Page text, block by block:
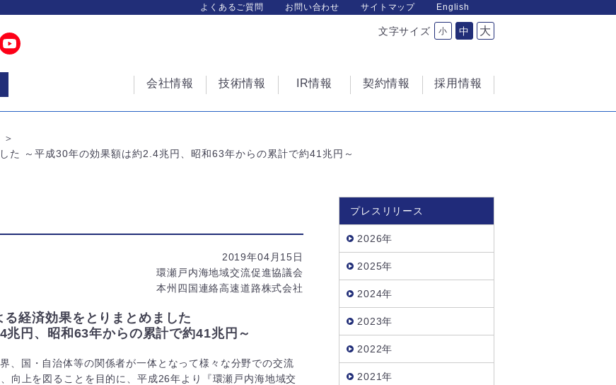
よくあるご質問 お問い合わせ サイトマップ English
文字サイズ 小 中 大
会社情報 技術情報 IR情報 契約情報 採用情報
た ～平成30年の効果額は約2.4兆円、昭和63年からの累計で約41兆円～
2019年04月15日
環瀬戸内海地域交流促進協議会
本州四国連絡高速道路株式会社
る経済効果をとりまとめました
兆円、昭和63年からの累計で約41兆円～
、国・自治体等の関係者が一体となって様々な分野での交流
向上を図ることを目的に、平成26年より『環瀬戸内海地域交
プレスリリース
2026年
2025年
2024年
2023年
2022年
2021年